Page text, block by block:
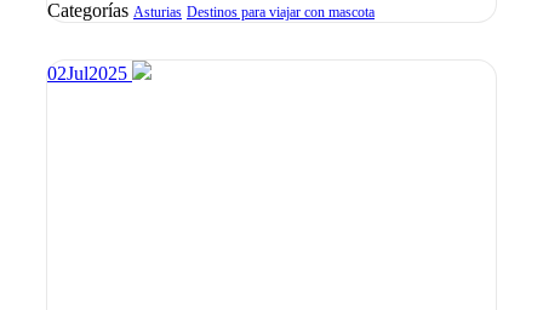
Categorías Asturias Destinos para viajar con mascota
02Jul2025